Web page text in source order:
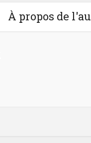
À propos de